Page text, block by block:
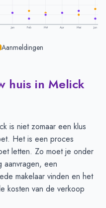
Jan Feb Mrt Apr Mei Jun
Aanmeldingen
maand - Melick
huis in Melick
is niet zomaar een klus
Het is een proces
letten. Zo moet je onder
aanvragen, een
makelaar vinden en het
kosten van de verkoop